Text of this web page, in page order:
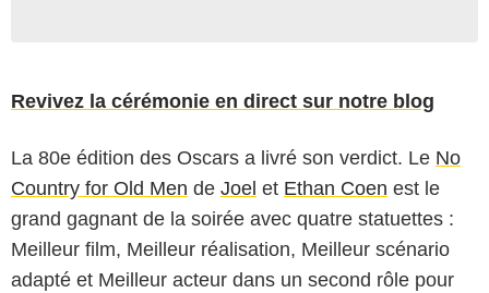
Revivez la cérémonie en direct sur notre blog
La 80e édition des Oscars a livré son verdict. Le No
Country for Old Men de Joel et Ethan Coen est le
grand gagnant de la soirée avec quatre statuettes :
Meilleur film, Meilleur réalisation, Meilleur scénario
adapté et Meilleur acteur dans un second rôle pour